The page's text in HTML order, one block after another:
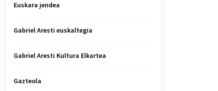
Euskara jendea
Gabriel Aresti euskaltegia
Gabriel Aresti Kultura Elkartea
Gazteola